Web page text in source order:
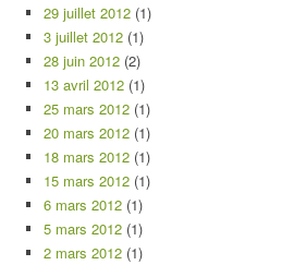
29 juillet 2012 (1)
3 juillet 2012 (1)
28 juin 2012 (2)
13 avril 2012 (1)
25 mars 2012 (1)
20 mars 2012 (1)
18 mars 2012 (1)
15 mars 2012 (1)
6 mars 2012 (1)
5 mars 2012 (1)
2 mars 2012 (1)